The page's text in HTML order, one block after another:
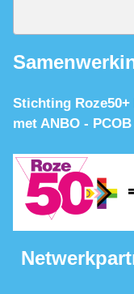
Stichting
met ANBO -